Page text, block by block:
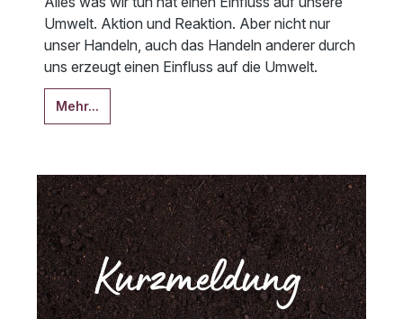
Umwelt. Aktion und Reaktion. Aber nicht nur
unser Handeln, auch das Handeln anderer durch
uns erzeugt einen Einfluss auf die Umwelt.
Mehr...